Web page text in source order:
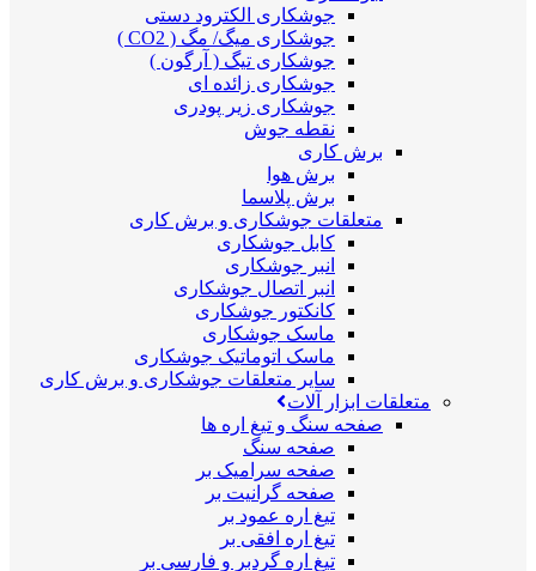
جوشکاری الکترود دستی
جوشکاری میگ/ مگ ( CO2 )
جوشکاری تیگ ( آرگون )
جوشکاری زائده ای
جوشکاری زیر پودری
نقطه جوش
برش کاری
برش هوا
برش پلاسما
متعلقات جوشکاری و برش کاری
کابل جوشکاری
انبر جوشکاری
انبر اتصال جوشکاری
کانکتور جوشکاری
ماسک جوشکاری
ماسک اتوماتیک جوشکاری
سایر متعلقات جوشکاری و برش کاری
متعلقات ابزار آلات
صفحه سنگ و تیغ اره ها
صفحه سنگ
صفحه سرامیک بر
صفحه گرانیت بر
تیغ اره عمود بر
تیغ اره افقی بر
تیغ اره گردبر و فارسی بر